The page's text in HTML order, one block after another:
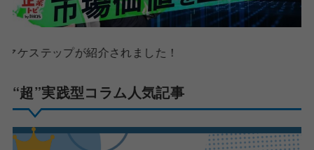
介されました！
“超”実践型コラム人気記事